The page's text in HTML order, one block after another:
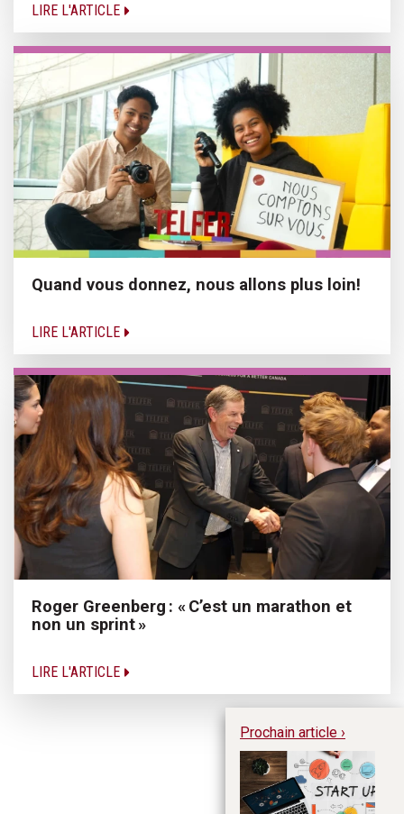
LIRE L'ARTICLE
Quand vous donnez, nous allons plus loin!
LIRE L'ARTICLE
Roger Greenberg : « C’est un marathon et
non un sprint »
LIRE L'ARTICLE
Prochain article ›